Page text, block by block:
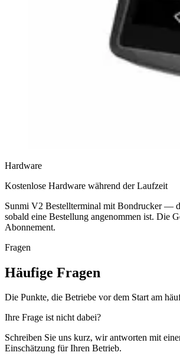
Hardware
Kostenlose Hardware während der Laufzeit
Sunmi V2 Bestellterminal mit Bondrucker —
sobald eine Bestellung angenommen ist. Die
Abonnement.
Fragen
Häufige Fragen
Die Punkte, die Betriebe vor dem Start am
Ihre Frage ist nicht dabei?
Schreiben Sie uns kurz, wir antworten mit
Einschätzung für Ihren Betrieb.